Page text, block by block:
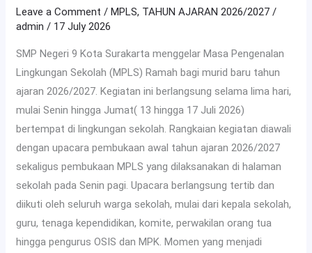
Leave a Comment /MPLS, TAHUN AJARAN 2026/2027 /
admin/ 17 July 2026
SMP Negeri 9 Kota Surakarta menggelar Masa Pengenalan
Lingkungan Sekolah (MPLS) Ramah bagi murid baru tahun
ajaran 2026/2027. Kegiatan ini berlangsung selama lima hari,
mulai Senin hingga Jumat( 13 hingga 17 Juli 2026)
bertempat di lingkungan sekolah. Rangkaian kegiatan diawali
dengan upacara pembukaan awal tahun ajaran 2026/2027
sekaligus pembukaan MPLS yang dilaksanakan di halaman
sekolah pada Senin pagi. Upacara berlangsung tertib dan
diikuti oleh seluruh warga sekolah, mulai dari kepala sekolah,
guru, tenaga kependidikan, komite, perwakilan orang tua
hingga pengurus OSIS dan MPK. Momen yang menjadi